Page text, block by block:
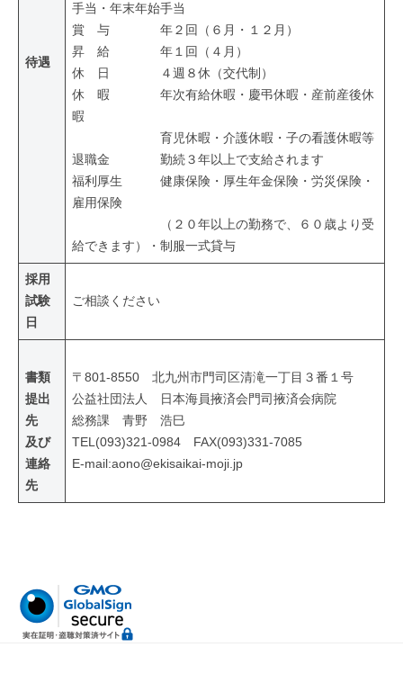
待遇
手当・年末年始手当
賞 与 年２回（６月・１２月）
昇 給 年１回（４月）
休 日 ４週８休（交代制）
休 暇 年次有給休暇・慶弔休暇・産前産後休
暇
育児休暇・介護休暇・子の看護休暇等
退職金 勤続３年以上で支給されます
福利厚生 健康保険・厚生年金保険・労災保険・
雇用保険
（２０年以上の勤務で、６０歳より受
給できます）・制服一式貸与
採用
試験
日
ご相談ください
書類
提出
先
及び
連絡
先
〒801-8550 北九州市門司区清滝一丁目３番１号
公益社団法人 日本海員掖済会門司掖済会病院
総務課 青野 浩巳
TEL(093)321-0984 FAX(093)331-7085
E-mail:aono@ekisaikai-moji.jp